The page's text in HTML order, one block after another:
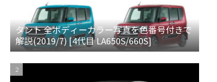
タント 全ボディーカラー写真を色番号付きで
解説(2019/7) [4代目 LA650S/660S]